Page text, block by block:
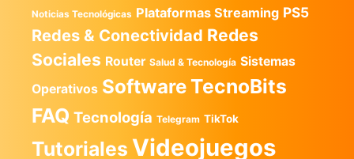
Noticias Tecnológicas Plataformas Streaming PS5
Redes & Conectividad Redes
Sociales Router Salud & Tecnología Sistemas
Operativos SoftwareTecnoBits
FAQ Tecnología Telegram TikTok
Tutoriales Videojuegos